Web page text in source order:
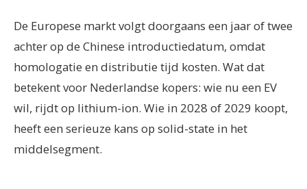
De Europese markt volgt doorgaans een jaar of twee
achter op de Chinese introductiedatum, omdat
homologatie en distributie tijd kosten. Wat dat
betekent voor Nederlandse kopers: wie nu een EV
wil, rijdt op lithium-ion. Wie in 2028 of 2029 koopt,
heeft een serieuze kans op solid-state in het
middelsegment.